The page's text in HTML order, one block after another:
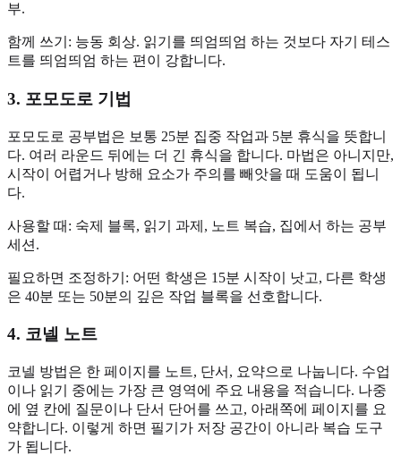
부.
함께 쓰기: 능동 회상. 읽기를 띄엄띄엄 하는 것보다 자기 테스
트를 띄엄띄엄 하는 편이 강합니다.
3. 포모도로 기법
포모도로 공부법은 보통 25분 집중 작업과 5분 휴식을 뜻합니
다. 여러 라운드 뒤에는 더 긴 휴식을 합니다. 마법은 아니지만,
시작이 어렵거나 방해 요소가 주의를 빼앗을 때 도움이 됩니
다.
사용할 때: 숙제 블록, 읽기 과제, 노트 복습, 집에서 하는 공부
세션.
필요하면 조정하기: 어떤 학생은 15분 시작이 낫고, 다른 학생
은 40분 또는 50분의 깊은 작업 블록을 선호합니다.
4. 코넬 노트
코넬 방법은 한 페이지를 노트, 단서, 요약으로 나눕니다. 수업
이나 읽기 중에는 가장 큰 영역에 주요 내용을 적습니다. 나중
에 옆 칸에 질문이나 단서 단어를 쓰고, 아래쪽에 페이지를 요
약합니다. 이렇게 하면 필기가 저장 공간이 아니라 복습 도구
가 됩니다.